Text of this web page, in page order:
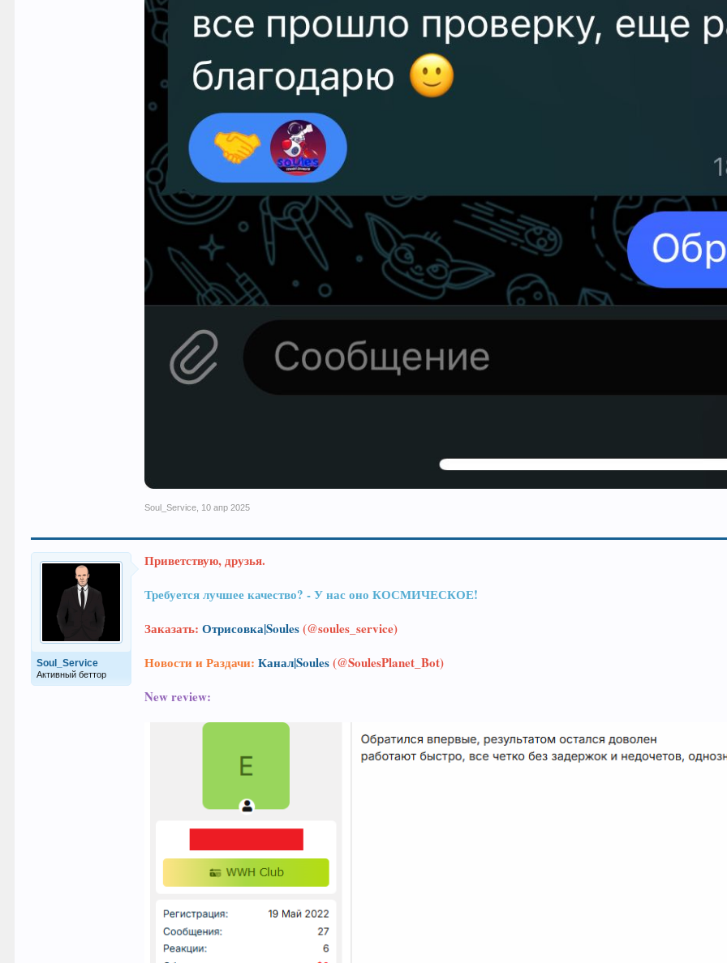
Soul_Service 10 апр 2025
Soul_Service
Активный беттор
Приветствую, друзья.
Требуется лучшее качество? - У нас оно КОСМИЧЕСКОЕ!
Заказать:Отрисовка|Soules(@soules_service)
Новости и Раздачи: Канал|Soules(@SoulesPlanet_Bot)
New review: